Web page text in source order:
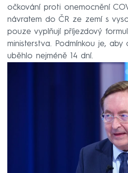
očkování proti onemocnění
návratem do ČR ze zemí s
pouze vyplňují příjezdový
ministerstva. Podmínkou je,
uběhlo nejméně 14 dní.